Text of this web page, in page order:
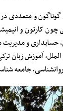
و متعددی در
چون کارتون و
حسابداری و مدیریت
الملل، آموزش زبان
جامعه